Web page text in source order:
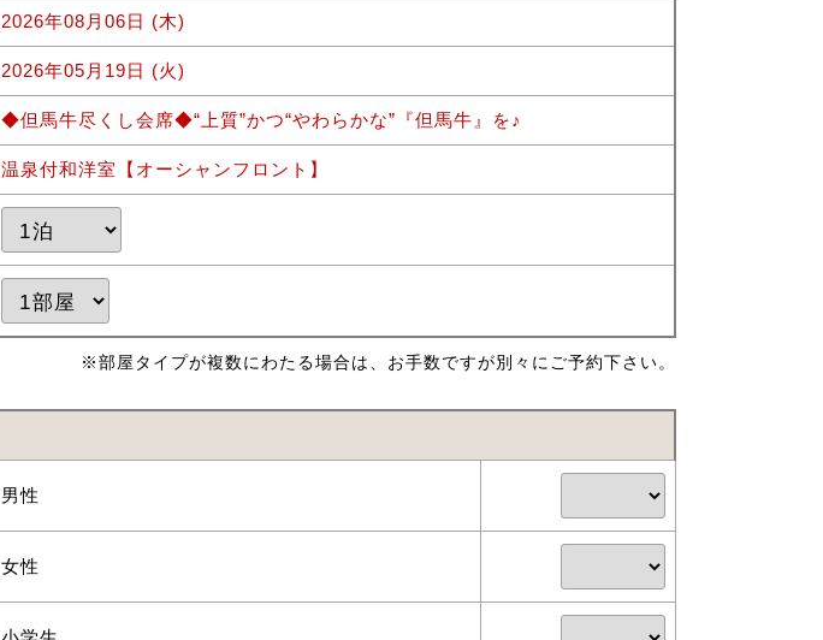
2026年08月06日 (木)
2026年05月19日 (火)
◆但馬牛尽くし会席◆“上質”かつ“やわらかな”『但馬牛』を♪
温泉付和洋室【オーシャンフロント】
※部屋タイプが複数にわたる場合は、お手数ですが別々にご予約下さい。
男性
女性